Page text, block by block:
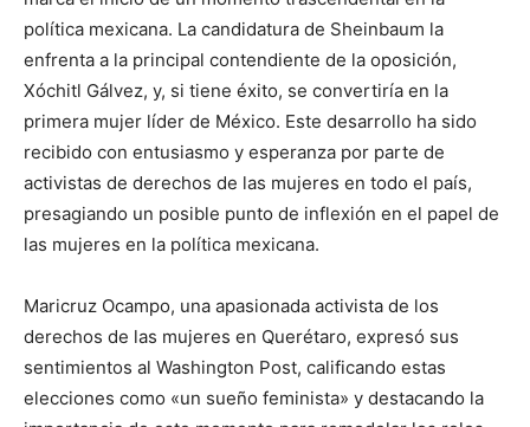
política mexicana. La candidatura de Sheinbaum la
enfrenta a la principal contendiente de la oposición,
Xóchitl Gálvez, y, si tiene éxito, se convertiría en la
primera mujer líder de México. Este desarrollo ha sido
recibido con entusiasmo y esperanza por parte de
activistas de derechos de las mujeres en todo el país,
presagiando un posible punto de inflexión en el papel de
las mujeres en la política mexicana.
Maricruz Ocampo, una apasionada activista de los
derechos de las mujeres en Querétaro, expresó sus
sentimientos al Washington Post, calificando estas
elecciones como «un sueño feminista» y destacando la